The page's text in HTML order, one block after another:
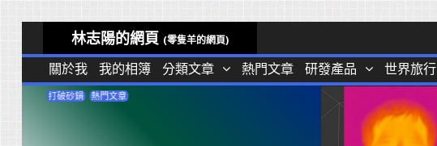
to
content
林志陽的網頁 (零隻羊的網頁)
關於我 我的相簿 分類文章 熱門文章 研發產品 世界旅行
打破砂鍋 熱門文章